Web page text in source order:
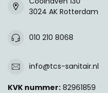
3024 AK Rotterdam
010 210 8068
info@tcs-sanitair.nl
KVK nummer: 82961859